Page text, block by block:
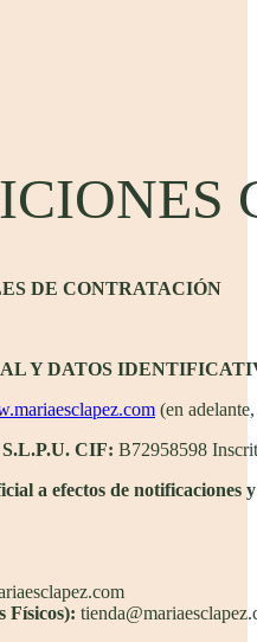
DE CONTRATACIÓN
Y DATOS
(en
CIF: B72958598
a efectos de notificaciones
Físicos):